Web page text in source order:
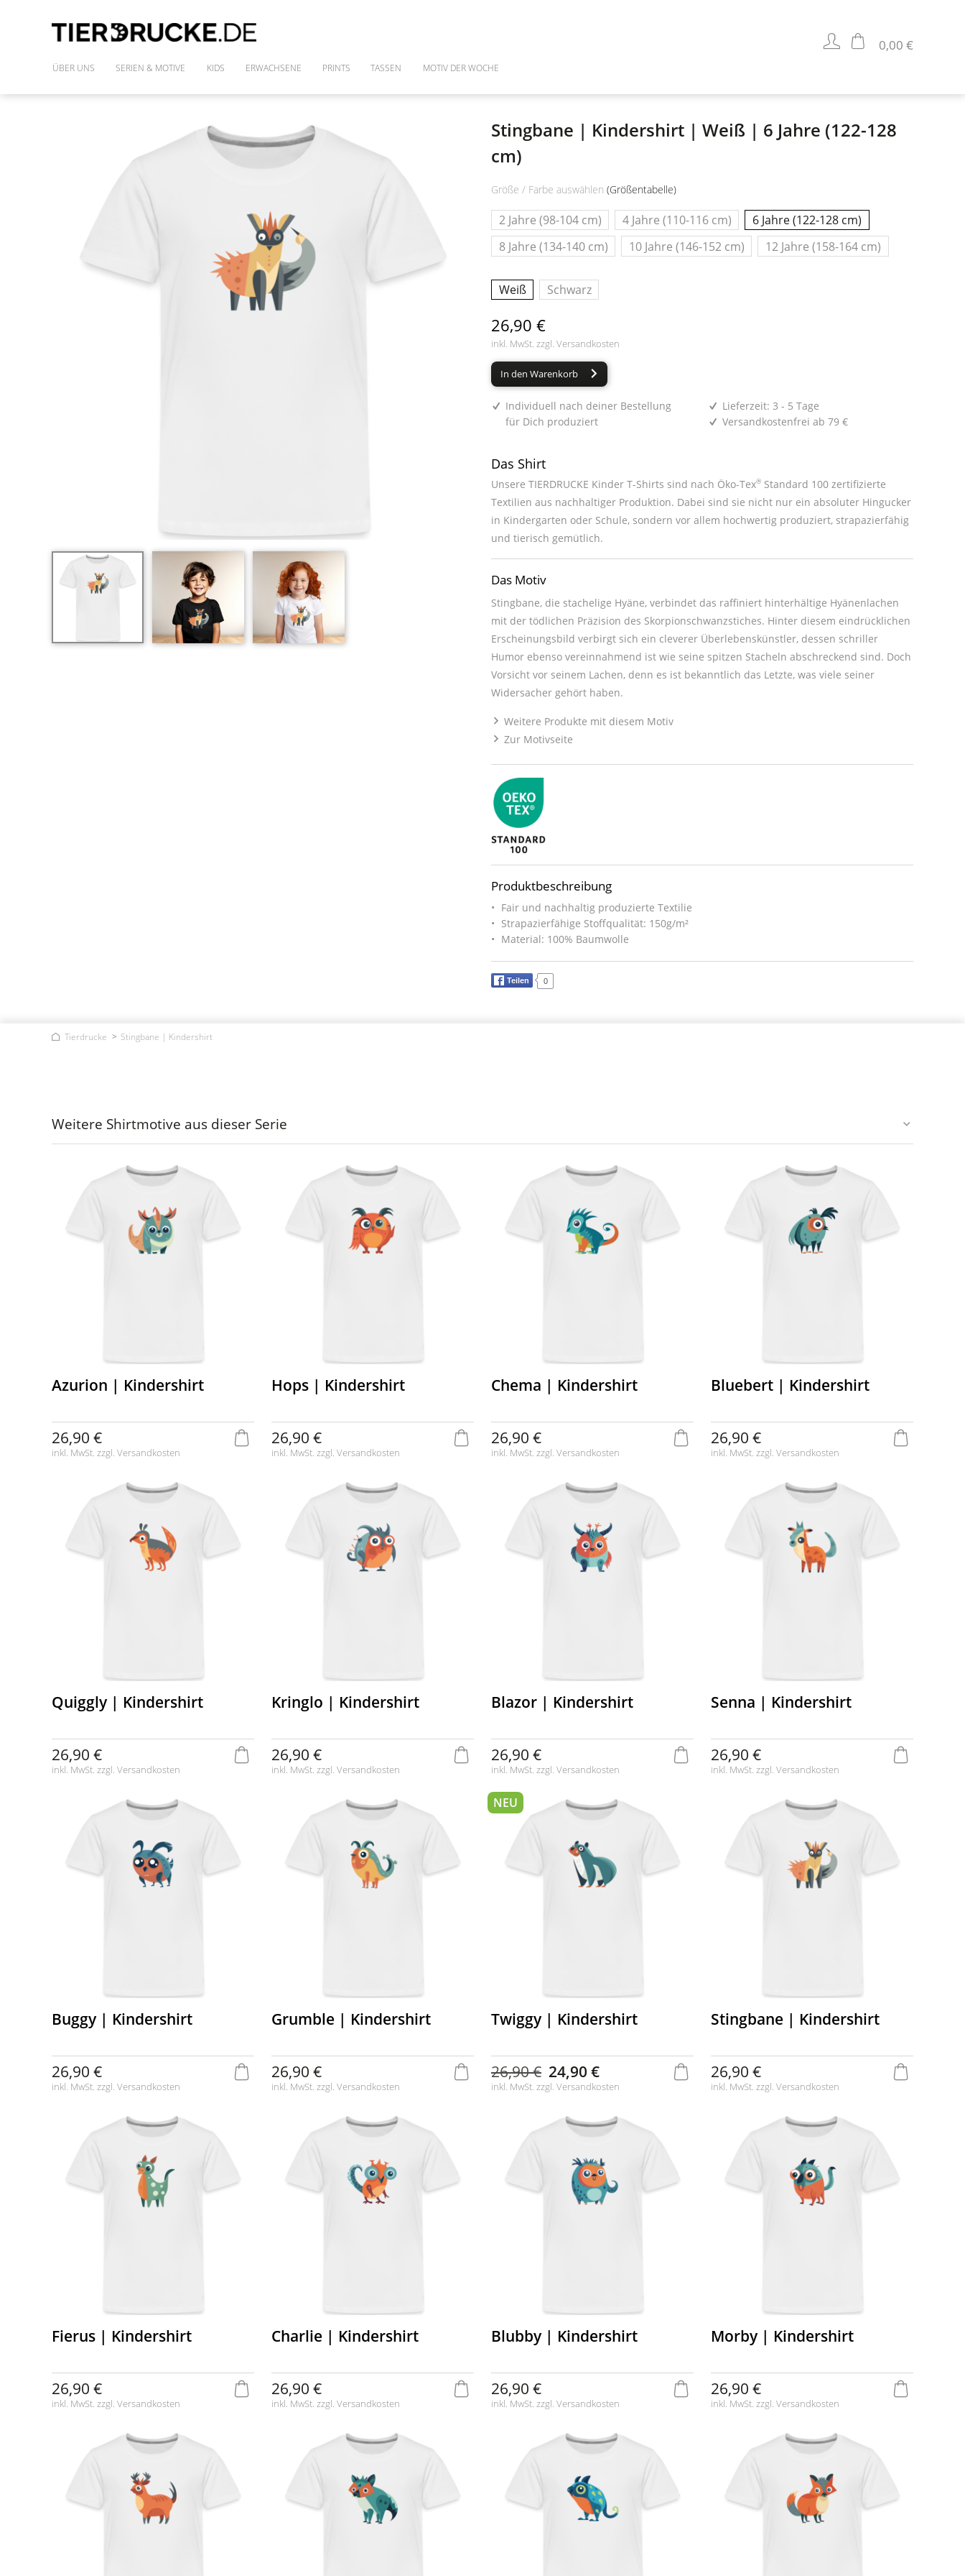
ÜBER UNS SERIEN & MOTIVE
IM WILDEN WALD
POLLY & DIE GONS
IM LAND DER DINOSAURIER
ALLE MOTIVE
KIDS ERWACHSENE
SHIRTS
PRINTS TASSEN MOTIV DER WOCHE
0,00 €
Stingbane | Kindershirt | Weiß | 6 Jahre (122-128
cm)
Größe / Farbe auswählen (Größentabelle)
2 Jahre (98-104 cm) 4 Jahre (110-116 cm)
6 Jahre (122-128 cm)
8 Jahre (134-140 cm)
10 Jahre (146-152 cm) 12 Jahre (158-164 cm)
Weiß Schwarz
26,90 €
inkl. MwSt. zzgl. Versandkosten
In den Warenkorb
Individuell nach deiner Bestellung
für Dich produziert
Lieferzeit: 3 - 5 Tage
Versandkostenfrei ab 79 €
Das Shirt
Unsere TIERDRUCKE Kinder T-Shirts sind nach Öko-Tex® Standard 100 zertifizierte
Textilien aus nachhaltiger Produktion. Dabei sind sie nicht nur ein absoluter Hingucker
in Kindergarten oder Schule, sondern vor allem hochwertig produziert, strapazierfähig
und tierisch gemütlich.
Das Motiv
Stingbane, die stachelige Hyäne, verbindet das raffiniert hinterhältige Hyänenlachen
mit der tödlichen Präzision des Skorpionschwanzstiches. Hinter diesem eindrücklichen
Erscheinungsbild verbirgt sich ein cleverer Überlebenskünstler, dessen schriller
Humor ebenso vereinnahmend ist wie seine spitzen Stacheln abschreckend sind. Doch
Vorsicht vor seinem Lachen, denn es ist bekanntlich das Letzte, was viele seiner
Widersacher gehört haben.
Weitere Produkte mit diesem Motiv
Zur Motivseite
Produktbeschreibung
Fair und nachhaltig produzierte Textilie
Strapazierfähige Stoffqualität: 150g/m²
Material: 100% Baumwolle
Teilen 0
Tierdrucke Stingbane | Kindershirt
Weitere Shirtmotive aus dieser Serie
Azurion | Kindershirt
26,90 €
inkl. MwSt. zzgl. Versandkosten
Hops | Kindershirt
26,90 €
inkl. MwSt. zzgl. Versandkosten
Chema | Kindershirt
26,90 €
inkl. MwSt. zzgl. Versandkosten
Bluebert | Kindershirt
26,90 €
inkl. MwSt. zzgl. Versandkosten
Quiggly | Kindershirt
26,90 €
inkl. MwSt. zzgl. Versandkosten
Kringlo | Kindershirt
26,90 €
inkl. MwSt. zzgl. Versandkosten
Blazor | Kindershirt
26,90 €
inkl. MwSt. zzgl. Versandkosten
Senna | Kindershirt
26,90 €
inkl. MwSt. zzgl. Versandkosten
Buggy | Kindershirt
26,90 €
inkl. MwSt. zzgl. Versandkosten
Grumble | Kindershirt
26,90 €
inkl. MwSt. zzgl. Versandkosten
Twiggy | Kindershirt
26,90 € 24,90 €
inkl. MwSt. zzgl. Versandkosten
NEU
Stingbane | Kindershirt
26,90 €
inkl. MwSt. zzgl. Versandkosten
Fierus | Kindershirt
26,90 €
inkl. MwSt. zzgl. Versandkosten
Charlie | Kindershirt
26,90 €
inkl. MwSt. zzgl. Versandkosten
Blubby | Kindershirt
26,90 €
inkl. MwSt. zzgl. Versandkosten
Morby | Kindershirt
26,90 €
inkl. MwSt. zzgl. Versandkosten